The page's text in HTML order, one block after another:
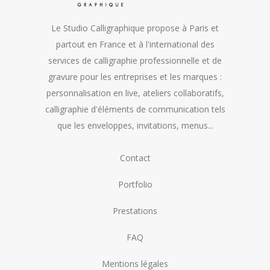
Le Studio Calligraphique propose à Paris et
partout en France et à l'international des
services de calligraphie professionnelle et de
gravure pour les entreprises et les marques :
personnalisation en live, ateliers collaboratifs,
calligraphie d'éléments de communication tels
que les enveloppes, invitations, menus...
Contact
Portfolio
Prestations
FAQ
Mentions légales